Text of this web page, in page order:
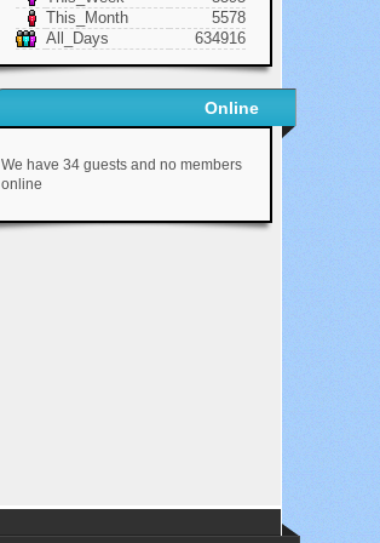
This_Month
5578
All_Days
634916
Online
We have 34 guests and no members
online